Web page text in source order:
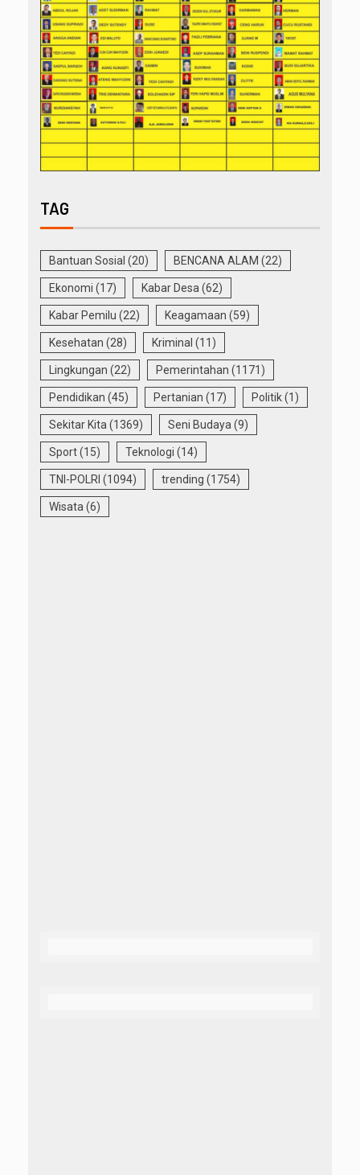
TAG
Bantuan Sosial (20) BENCANA ALAM (22)
Ekonomi (17) Kabar Desa (62)
Kabar Pemilu (22) Keagamaan (59)
Kesehatan (28) Kriminal (11)
Lingkungan (22) Pemerintahan (1171)
Pendidikan (45) Pertanian (17) Politik(1)
Sekitar Kita (1369) Seni Budaya (9)
Sport(15) Teknologi (14)
TNI-POLRI (1094) trending (1754)
Wisata (6)